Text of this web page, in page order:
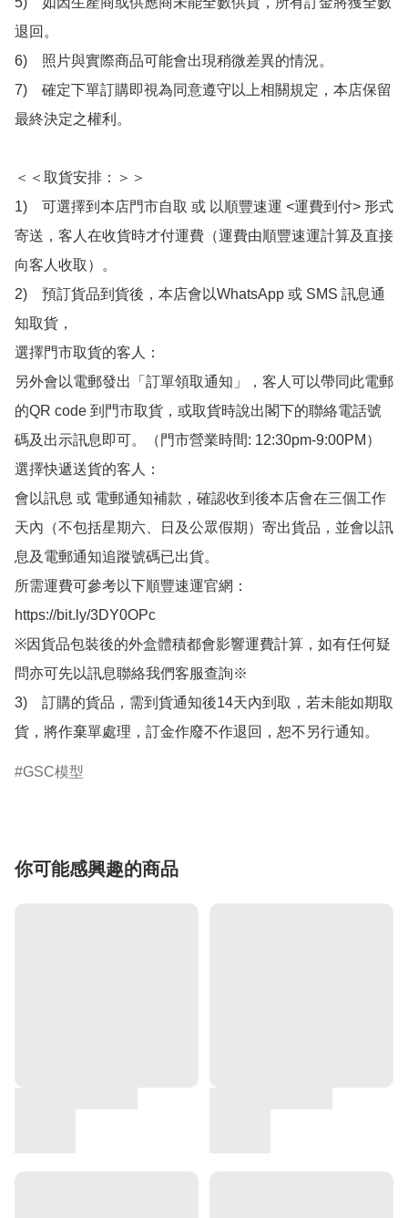
退回。
6)　照片與實際商品可能會出現稍微差異的情況。
7)　確定下單訂購即視為同意遵守以上相關規定，本店保留
最終決定之權利。
＜＜取貨安排：＞＞
1)　可選擇到本店門市自取 或 以順豐速運 <運費到付> 形式
寄送，客人在收貨時才付運費（運費由順豐速運計算及直接
向客人收取）。
2)　預訂貨品到貨後，本店會以WhatsApp 或 SMS 訊息通
知取貨，
選擇門市取貨的客人：
另外會以電郵發出「訂單領取通知」，客人可以帶同此電郵
的QR code 到門市取貨，或取貨時說出閣下的聯絡電話號
碼及出示訊息即可。（門市營業時間: 12:30pm-9:00PM）
選擇快遞送貨的客人：
會以訊息 或 電郵通知補款，確認收到後本店會在三個工作
天內（不包括星期六、日及公眾假期）寄出貨品，並會以訊
息及電郵通知追蹤號碼已出貨。
所需運費可參考以下順豐速運官網：
https://bit.ly/3DY0OPc
※因貨品包裝後的外盒體積都會影響運費計算，如有任何疑
問亦可先以訊息聯絡我們客服查詢※
3)　訂購的貨品，需到貨通知後14天內到取，若未能如期取
貨，將作棄單處理，訂金作廢不作退回，恕不另行通知。
GSC模型
你可能感興趣的商品